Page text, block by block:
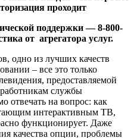
проходит
поддержки — 8-800-
от агрегатора услуг.
одно из лучших качеств
– все это только
предоставляемой
службы
отвечать на вопрос: как
интерактивным ТВ,
функционирует. Даже
качества опции, проблемы